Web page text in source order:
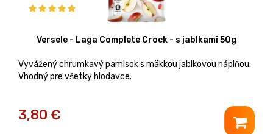
Versele - Laga Complete Crock - s jablkami 50g
Vyvážený chrumkavý pamlsok s mäkkou jablkovou náplňou.
Vhodný pre všetky hlodavce.
3,80 €